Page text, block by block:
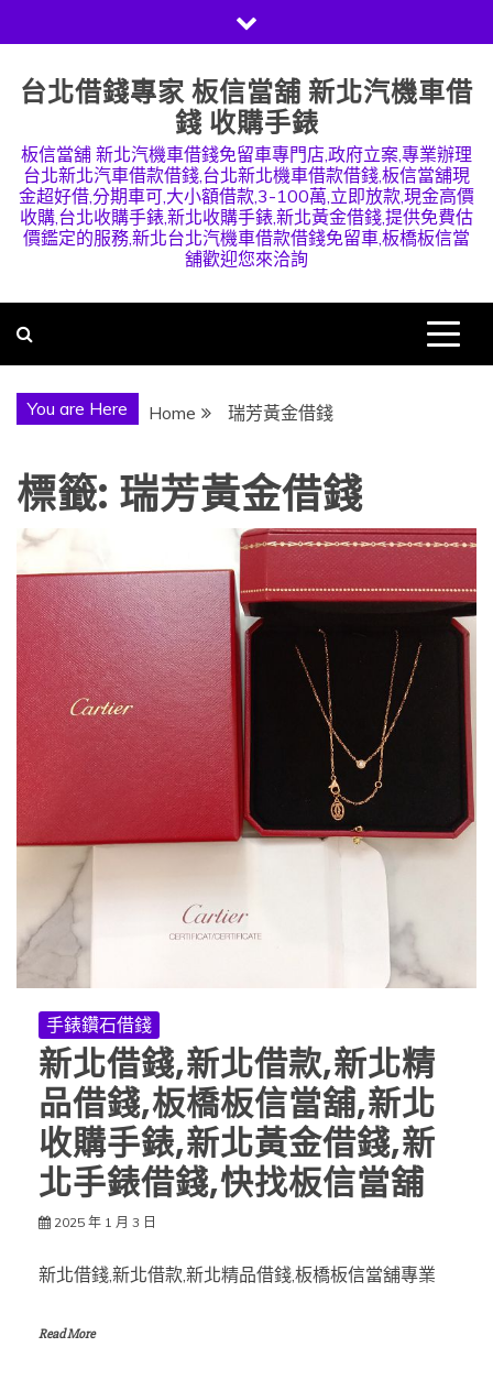
to
content
台北借錢專家 板信當舖 新北汽機車借
錢 收購手錶
板信當舖 新北汽機車借錢免留車專門店,政府立案,專業辦理
台北新北汽車借款借錢,台北新北機車借款借錢,板信當舖現
金超好借,分期車可,大小額借款,3-100萬,立即放款,現金高價
收購,台北收購手錶,新北收購手錶,新北黃金借錢,提供免費估
價鑑定的服務,新北台北汽機車借款借錢免留車,板橋板信當
舖歡迎您來洽詢
You are Here Home 瑞芳黃金借錢
標籤: 瑞芳黃金借錢
手錶鑽石借錢
新北借錢,新北借款,新北精
品借錢,板橋板信當舖,新北
收購手錶,新北黃金借錢,新
北手錶借錢,快找板信當舖
2025 年 1 月 3 日
新北借錢,新北借款,新北精品借錢,板橋板信當舖專業
Read More